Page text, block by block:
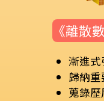
《離散
漸進式
歸納
蒐錄